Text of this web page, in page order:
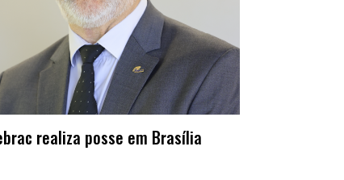
realiza posse em Brasília